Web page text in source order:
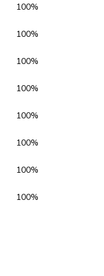
100%
100%
100%
100%
100%
100%
100%
100%